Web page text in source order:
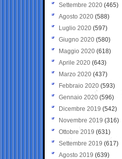
Settembre 2020(465)
Agosto 2020 (588)
Luglio 2020 (597)
Giugno 2020 (580)
Maggio 2020 (618)
Aprile 2020 (643)
Marzo 2020 (437)
Febbraio 2020 (593)
Gennaio 2020 (596)
Dicembre 2019 (542)
Novembre 2019 (316)
Ottobre 2019 (631)
Settembre 2019 (617)
Agosto 2019 (639)